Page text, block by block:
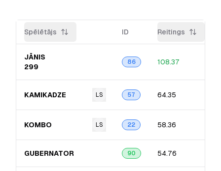
Spēlētājs ID Reitings
JĀNIS
299
86 108.37
KAMIKADZE LS 57 64.35
KOMBO LS 22 58.36
GUBERNATOR 90 54.76